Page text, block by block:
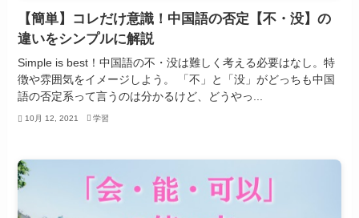
【簡単】コレだけ意識！中国語の否定【不・没】の
違いをシンプルに解説
Simple is best！中国語の不・没は難しく考える必要はなし。特
徴や雰囲気をイメージしよう。 「不」と「没」がどっちも中国
語の否定系って言うのは分かるけど、どうやっ...
10月 12, 2021 学習